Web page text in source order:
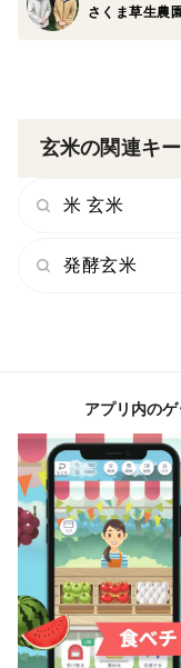
さくま草生農
玄米の関連キ
米 玄米
発酵玄米
アプリ内の